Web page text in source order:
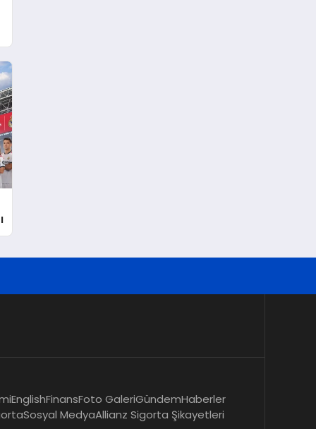
EnglishFinansFoto GaleriGündemHaberler
Sosyal MedyaAllianz Sigorta Şikayetleri